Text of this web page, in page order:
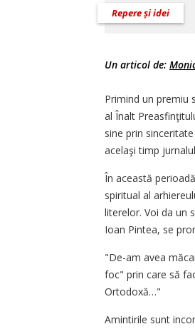
Repere și idei
Un articol de:
Primind un premiu
al Înalt
sine prin
acelaşi timp
În această
spiritual al
literelor. Voi da un
Ioan Pintea, se
"De-am avea
foc" prin care să
Ortodoxă…"
Amintirile sunt